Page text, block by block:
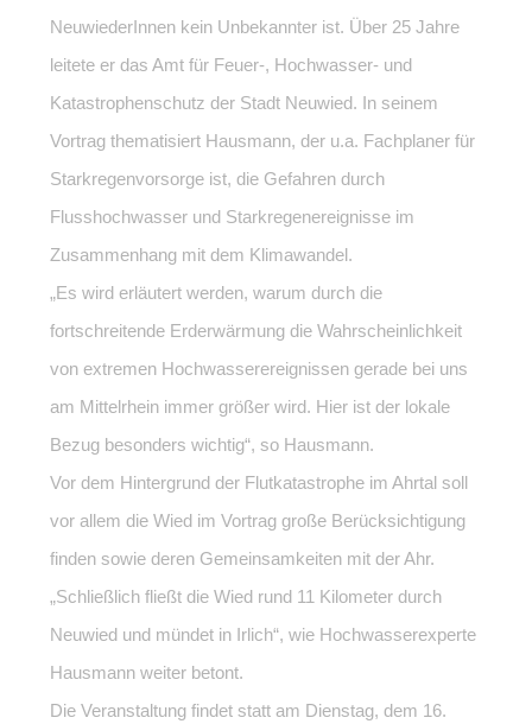
NeuwiederInnen kein Unbekannter ist. Über 25 Jahre
leitete er das Amt für Feuer-, Hochwasser- und
Katastrophenschutz der Stadt Neuwied. In seinem
Vortrag thematisiert Hausmann, der u.a. Fachplaner für
Starkregenvorsorge ist, die Gefahren durch
Flusshochwasser und Starkregenereignisse im
Zusammenhang mit dem Klimawandel.
„Es wird erläutert werden, warum durch die
fortschreitende Erderwärmung die Wahrscheinlichkeit
von extremen Hochwasserereignissen gerade bei uns
am Mittelrhein immer größer wird. Hier ist der lokale
Bezug besonders wichtig“, so Hausmann.
Vor dem Hintergrund der Flutkatastrophe im Ahrtal soll
vor allem die Wied im Vortrag große Berücksichtigung
finden sowie deren Gemeinsamkeiten mit der Ahr.
„Schließlich fließt die Wied rund 11 Kilometer durch
Neuwied und mündet in Irlich“, wie Hochwasserexperte
Hausmann weiter betont.
Die Veranstaltung findet statt am Dienstag, dem 16.